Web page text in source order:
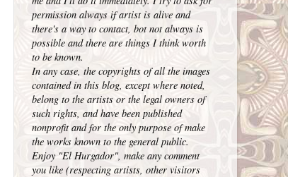
permission always if artist is alive and
there's a way to contact, bot not always is
possible and there are things I think worth
to be known.
In any case, the copyrights of all the images
contained in this blog, except where noted,
belong to the artists or the legal owners of
such rights, and have been published
nonprofit and for the only purpose of make
the works known to the general public.
Enjoy "El Hurgador", make any comment
you like (respecting artists, other visitors